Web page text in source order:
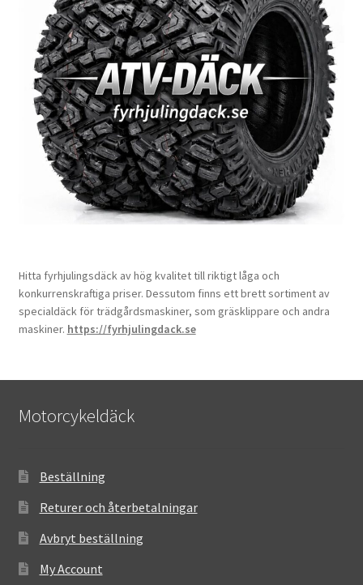
Hitta fyrhjulingsdäck av hög kvalitet till riktigt låga och
konkurrenskraftiga priser. Dessutom finns ett brett sortiment av
specialdäck för trädgårdsmaskiner, som gräsklippare och andra
maskiner. https://fyrhjulingdack.se
Motorcykeldäck
Beställning
Returer och återbetalningar
Avbryt beställning
My Account